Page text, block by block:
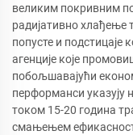
великим покривним
радијативно хлађење
попусте и подстицаје
агенције које
побољшавајући
перформанси указују
током 15-20 година
смањењем